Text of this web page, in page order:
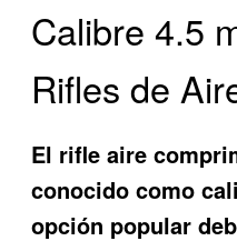
Calibre 4.5
Rifles de
El rifle aire
conocido como
opción popular